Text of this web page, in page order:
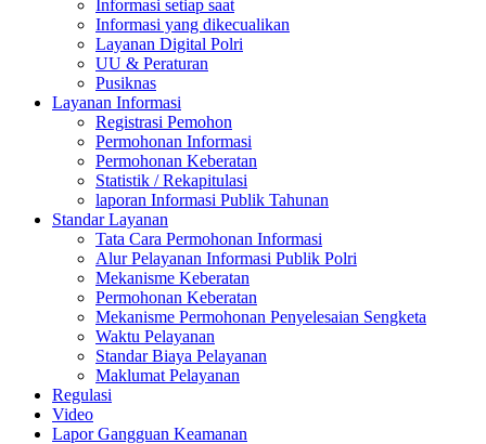
Informasi setiap saat
Informasi yang dikecualikan
Layanan Digital Polri
UU & Peraturan
Pusiknas
Layanan Informasi
Registrasi Pemohon
Permohonan Informasi
Permohonan Keberatan
Statistik / Rekapitulasi
laporan Informasi Publik Tahunan
Standar Layanan
Tata Cara Permohonan Informasi
Alur Pelayanan Informasi Publik Polri
Mekanisme Keberatan
Permohonan Keberatan
Mekanisme Permohonan Penyelesaian Sengketa
Waktu Pelayanan
Standar Biaya Pelayanan
Maklumat Pelayanan
Regulasi
Video
Lapor Gangguan Keamanan